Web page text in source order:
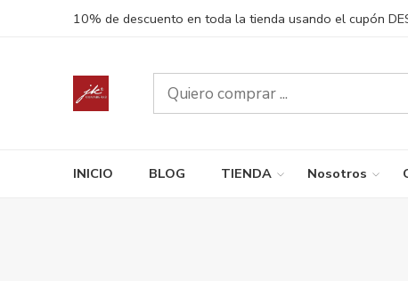
10% de descuento en toda la tienda usando el cupón
INICIO BLOG TIENDA Nosotros